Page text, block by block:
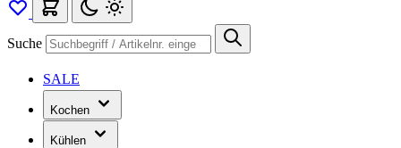
Suche
SALE
Kochen
Kühlen